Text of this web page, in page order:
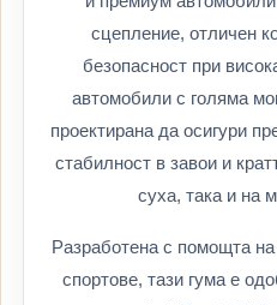
сцепление, отличен
безопасност при
автомобили с голяма
проектирана да осигури
стабилност в завои и
суха, така и на
Разработена с помощта
спортове, тази гума е